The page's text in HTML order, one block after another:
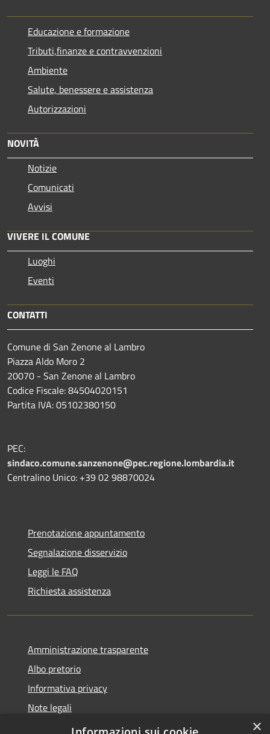
Educazione e formazione
Tributi,finanze e contravvenzioni
Ambiente
Salute, benessere e assistenza
Autorizzazioni
NOVITÀ
Notizie
Comunicati
Avvisi
VIVERE IL COMUNE
Luoghi
Eventi
CONTATTI
Comune di San Zenone al Lambro
Piazza Aldo Moro 2
20070 - San Zenone al Lambro
Codice Fiscale: 84504020151
Partita IVA: 05102380150
PEC:
sindaco.comune.sanzenone@pec.regione.lombardia.it
Centralino Unico: +39 02 98870024
Prenotazione appuntamento
Segnalazione disservizio
Leggi le FAQ
Richiesta assistenza
Amministrazione trasparente
Albo pretorio
Informativa privacy
Note legali
Dichiarazione di accessibilità
×